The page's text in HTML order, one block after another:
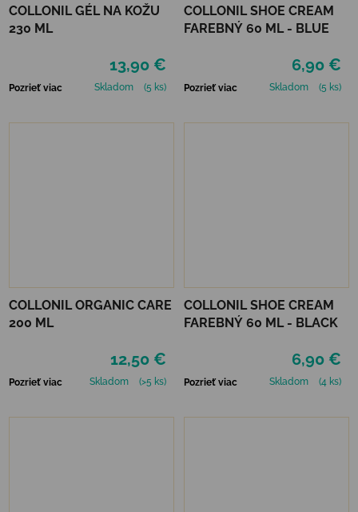
COLLONIL GÉL NA KOŽU
230 ML
13,90 €
Pozrieť viac Skladom (5 ks)
COLLONIL SHOE CREAM
FAREBNÝ 60 ML - BLUE
6,90 €
Pozrieť viac Skladom (5 ks)
COLLONIL ORGANIC CARE
200 ML
12,50 €
Pozrieť viac Skladom (>5 ks)
COLLONIL SHOE CREAM
FAREBNÝ 60 ML - BLACK
6,90 €
Pozrieť viac Skladom (4 ks)